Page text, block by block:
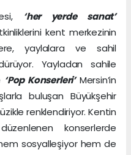
‘her yerde sanat’
kent merkezinin
yaylalara ve sahil
Yayladan sahile
‘Pop Konserleri’Mersin’in
buluşan Büyükşehir
renklendiriyor. Kentin
konserlerde
sosyalleşiyor hem de